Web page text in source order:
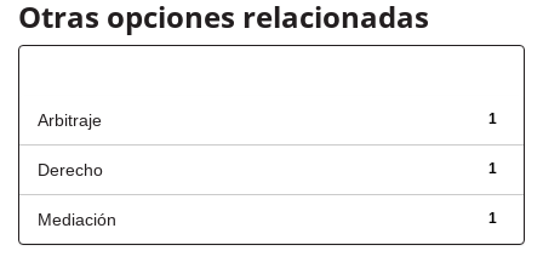
Otras opciones relacionadas
1
Arbitraje
1
Derecho
1
Mediación